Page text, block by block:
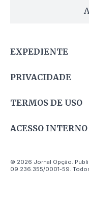
EXPEDIENTE
PRIVACIDADE
TERMOS DE USO
ACESSO INTERNO
© 2026 Jornal Opção.
09.236.355/0001-59.